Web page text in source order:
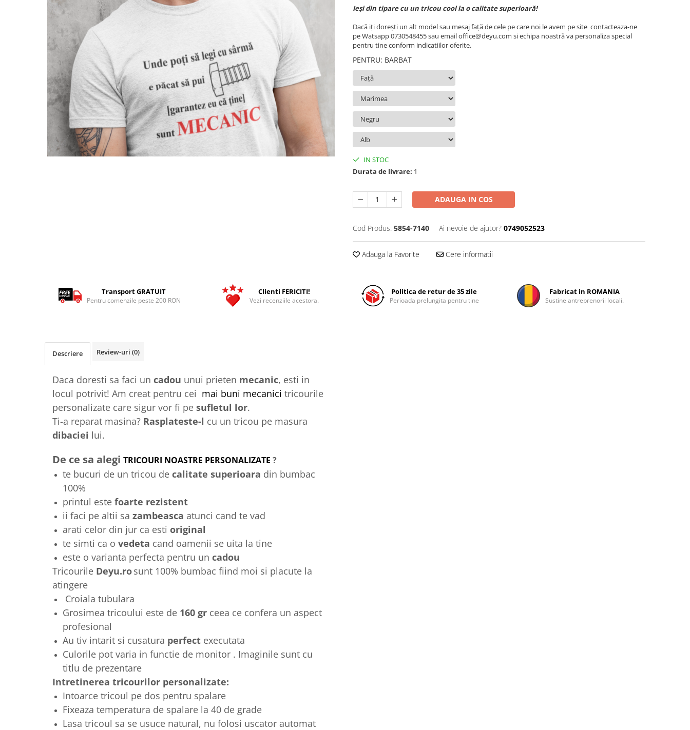
Tricouri Mecanici
Tricouri Bere
Tricouri Auto
Tricouri Rock si Tribal
Tricouri Aniversare
Tricouri Cupluri
Tricouri Burlaci
Tricouri Familie
Tricouri Mesaje Virale
Tricouri Vesele
Ieși din tipare cu un tricou cool la o calitate superioară!
Dacă iți dorești un alt model sau mesaj față de cele pe care noi le avem pe site contacteaza-ne
pe Watsapp 0730548455 sau email office@deyu.com si echipa noastră va personaliza special
pentru tine conform indicatiilor oferite.
PENTRU: BARBAT
IN STOC
Durata de livrare: 1
ADAUGA IN COS
Cod Produs: 5854-7140 Ai nevoie de ajutor? 0749052523
Adauga la Favorite Cere informatii
Transport GRATUIT
Pentru comenzile peste 200 RON
Clienti FERICITI!
Vezi recenziile acestora.
Politica de retur de 35 zile
Perioada prelungita pentru tine
Fabricat in ROMANIA
Sustine antreprenorii locali.
Descriere Review-uri (0)
Daca doresti sa faci un cadou unui prieten mecanic, esti in
locul potrivit! Am creat pentru cei mai buni mecanici tricourile
personalizate care sigur vor fi pe sufletul lor.
Ti-a reparat masina? Rasplateste-l cu un tricou pe masura
dibaciei lui.
De ce sa alegi TRICOURI NOASTRE PERSONALIZATE ?
te bucuri de un tricou de calitate superioara din bumbac
100%
printul este foarte rezistent
ii faci pe altii sa zambeasca atunci cand te vad
arati celor din jur ca esti original
te simti ca o vedeta cand oamenii se uita la tine
este o varianta perfecta pentru un cadou
Tricourile Deyu.rosunt 100% bumbac fiind moi si placute la
atingere
Croiala tubulara
Grosimea tricoului este de 160 gr ceea ce confera un aspect
profesional
Au tiv intarit si cusatura perfect executata
Culorile pot varia in functie de monitor . Imaginile sunt cu
titlu de prezentare
Intretinerea tricourilor personalizate:
Intoarce tricoul pe dos pentru spalare
Fixeaza temperatura de spalare la 40 de grade
Lasa tricoul sa se usuce natural, nu folosi uscator automat